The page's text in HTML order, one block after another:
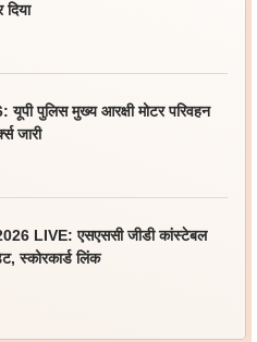
दिया
पुलिस मुख्य आरक्षी मोटर परिवहन
जारी
LIVE: एसएससी जीडी कांस्टेबल
स्कोरकार्ड लिंक